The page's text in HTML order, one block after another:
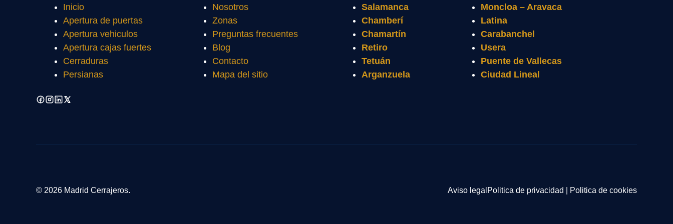
Inicio
Apertura de puertas
Apertura vehiculos
Apertura cajas fuertes
Cerraduras
Persianas
Nosotros
Zonas
Preguntas frecuentes
Blog
Contacto
Mapa del sitio
Salamanca
Chamberí
Chamartín
Retiro
Tetuán
Arganzuela
Moncloa – Aravaca
Latina
Carabanchel
Usera
Puente de Vallecas
Ciudad Lineal
© 2026 Madrid Cerrajeros. Aviso legal Politica de privacidad Politica de cookies